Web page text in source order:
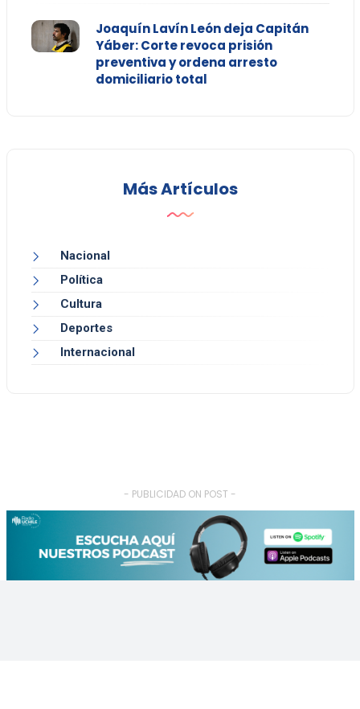
Joaquín Lavín León deja Capitán
Yáber: Corte revoca prisión
preventiva y ordena arresto
domiciliario total
Más Artículos
Nacional
Política
Cultura
Deportes
Internacional
- PUBLICIDAD ON POST -